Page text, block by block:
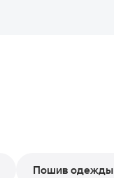
Пошив одежды